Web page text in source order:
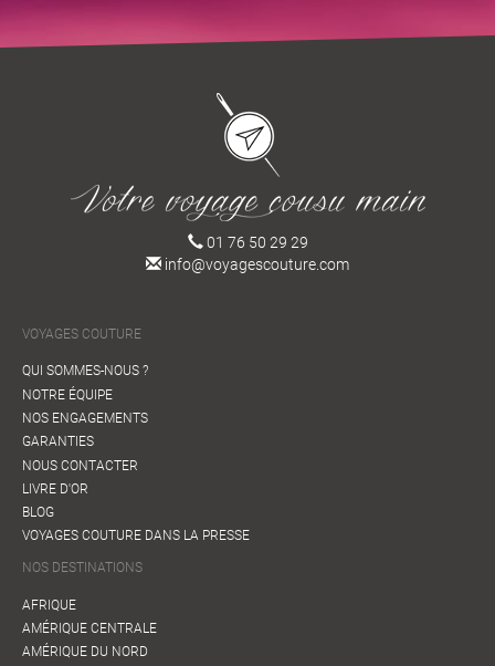
01 76 50 29 29
info@voyagescouture.com
VOYAGES COUTURE
QUI SOMMES-NOUS ?
NOTRE ÉQUIPE
NOS ENGAGEMENTS
GARANTIES
NOUS CONTACTER
LIVRE D'OR
BLOG
VOYAGES COUTURE DANS LA PRESSE
NOS DESTINATIONS
AFRIQUE
AMÉRIQUE CENTRALE
AMÉRIQUE DU NORD